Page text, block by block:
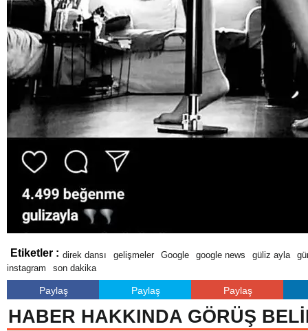
Etiketler : direk dansı gelişmeler Google google news güliz ayla
instagram
son dakika
Paylaş Paylaş Paylaş
HABER HAKKINDA GÖRÜŞ